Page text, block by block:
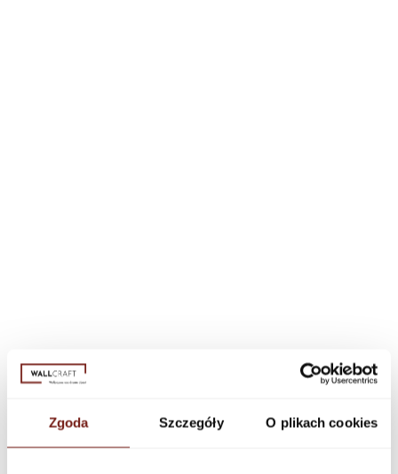
Zgoda Szczegóły O plikach cookies